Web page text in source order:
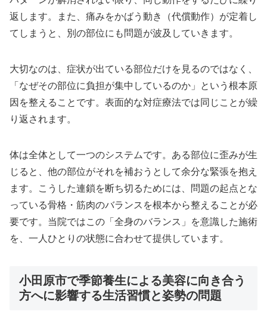
返します。また、痛みをかばう動き（代償動作）が定着し
てしまうと、別の部位にも問題が波及していきます。
大切なのは、症状が出ている部位だけを見るのではなく、
「なぜその部位に負担が集中しているのか」という根本原
因を整えることです。表面的な対症療法では同じことが繰
り返されます。
体は全体として一つのシステムです。ある部位に歪みが生
じると、他の部位がそれを補おうとして余分な緊張を抱え
ます。こうした連鎖を断ち切るためには、問題の起点とな
っている骨格・筋肉のバランスを根本から整えることが必
要です。当院ではこの「全身のバランス」を意識した施術
を、一人ひとりの状態に合わせて提供しています。
小田原市で季節養生による美容に向き合う
方へに影響する生活習慣と姿勢の問題